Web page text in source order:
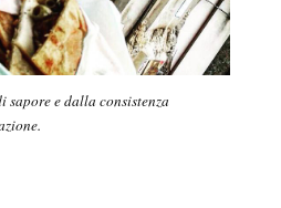
e dalla consistenza